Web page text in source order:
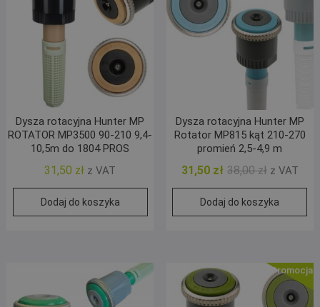
Dysza rotacyjna Hunter MP
ROTATOR MP3500 90-210 9,4-
10,5m do 1804 PROS
31,50 zł z VAT
Dodaj do koszyka
Dysza rotacyjna Hunter MP
Rotator MP815 kąt 210-270
promień 2,5-4,9 m
38,00zł Pierwotna
cena
wynosiła:
38,00 zł.
31,50 zł
Aktualna
cena
wynosi:
31,50 zł.
z VAT
Dodaj do koszyka
Promocja!